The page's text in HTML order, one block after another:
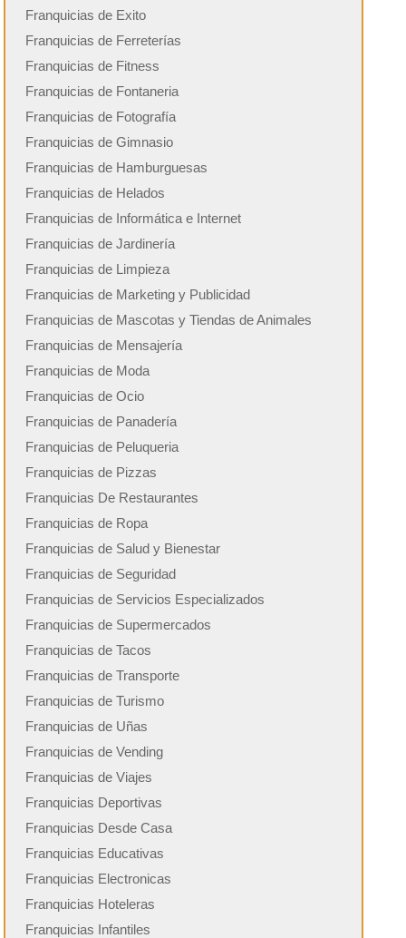
Franquicias de Exito
Franquicias de Ferreterías
Franquicias de Fitness
Franquicias de Fontaneria
Franquicias de Fotografía
Franquicias de Gimnasio
Franquicias de Hamburguesas
Franquicias de Helados
Franquicias de Informática e Internet
Franquicias de Jardinería
Franquicias de Limpieza
Franquicias de Marketing y Publicidad
Franquicias de Mascotas y Tiendas de Animales
Franquicias de Mensajería
Franquicias de Moda
Franquicias de Ocio
Franquicias de Panadería
Franquicias de Peluqueria
Franquicias de Pizzas
Franquicias De Restaurantes
Franquicias de Ropa
Franquicias de Salud y Bienestar
Franquicias de Seguridad
Franquicias de Servicios Especializados
Franquicias de Supermercados
Franquicias de Tacos
Franquicias de Transporte
Franquicias de Turismo
Franquicias de Uñas
Franquicias de Vending
Franquicias de Viajes
Franquicias Deportivas
Franquicias Desde Casa
Franquicias Educativas
Franquicias Electronicas
Franquicias Hoteleras
Franquicias Infantiles